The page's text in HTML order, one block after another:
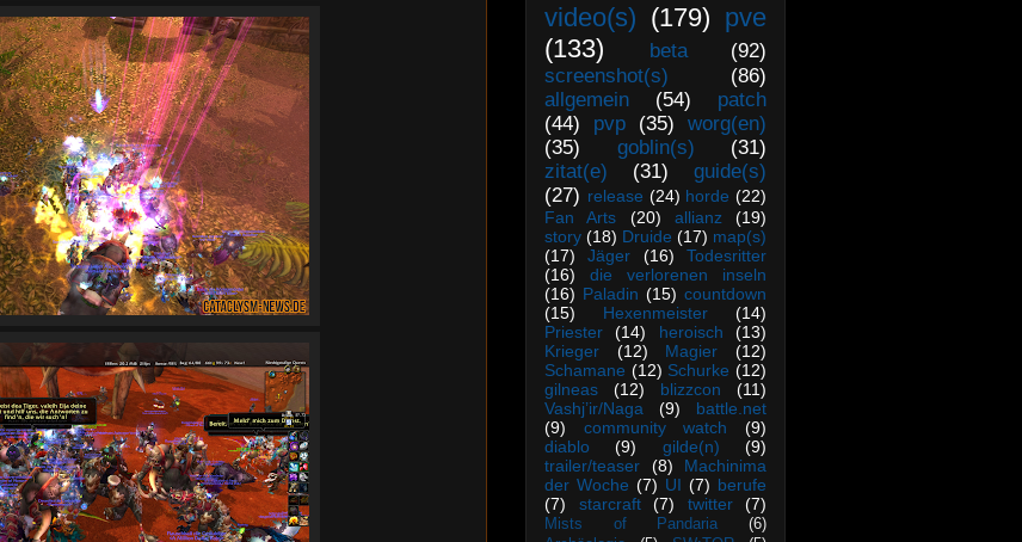
video(s) (179) pve
(133)
beta
(92)
screenshot(s)
(86)
allgemein
(54)
patch
(44)
pvp (35)
worg(en)
(35)
goblin(s)
(31)
zitat(e)
(31)
guide(s)
(27) release (24) horde (22)
Fan Arts
(20) allianz
(19)
story (18) Druide (17) map(s)
(17)
Jäger (16)
Todesritter
(16)
die verlorenen inseln
(16) Paladin (15) countdown
(15)
Hexenmeister
(14)
Priester
(14) heroisch
(13)
Krieger
(12) Magier
(12)
Schamane (12) Schurke (12)
gilneas
(12) blizzcon
(11)
Vashj’ir/Naga
(9)
battle.net
(9)
community watch
(9)
diablo
(9) gilde(n)
(9)
trailer/teaser
(8)
Machinima
der Woche (7) UI (7) berufe
(7)
starcraft (7) twitter (7)
Mists of Pandaria
(6)